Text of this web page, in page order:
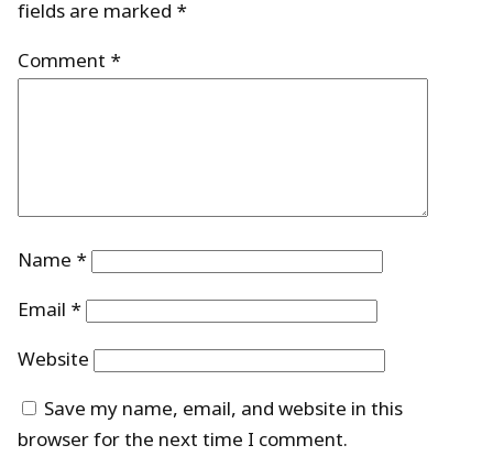
fields are marked *
Comment *
Name *
Email *
Website
Save my name, email, and website in this
browser for the next time I comment.